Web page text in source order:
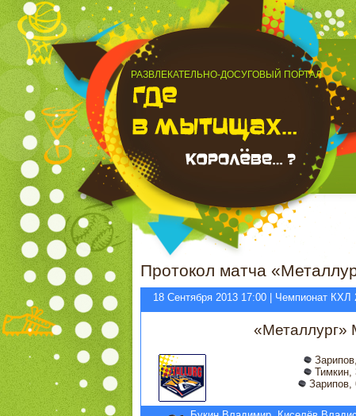
РАЗВЛЕКАТЕЛЬНО-ДОСУГОВЫЙ ПОРТАЛ
Протокол матча
18 Сентября 2013 17:00 | Чемпионат КХЛ
«Металлург»
Тимкин,
Зарипов,